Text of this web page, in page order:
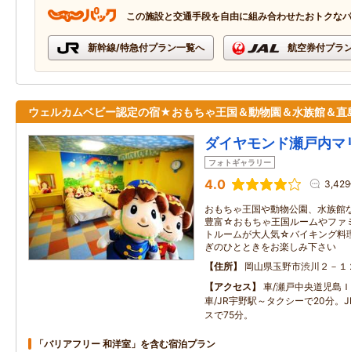
この施設と交通手段を自由に組み合わせたおトクな
新幹線/特急付プラン一覧へ 航空券付プラ
ウェルカムベビー認定の宿★おもちゃ王国＆動物園＆水族館＆直
ダイヤモンド瀬戸内マ
フォトギャラリー
4.0
おもちゃ王国や動物公園、水族館
豊富☆おもちゃ王国ルームやファ
トルームが大人気☆バイキング料
ぎのひとときをお楽しみ下さい
住所
岡山県玉野市渋川２－１
アクセス
車/瀬戸中央道児島
車/JR宇野駅～タクシーで20分。
スで75分。
「バリアフリー 和洋室」を含む宿泊プラン